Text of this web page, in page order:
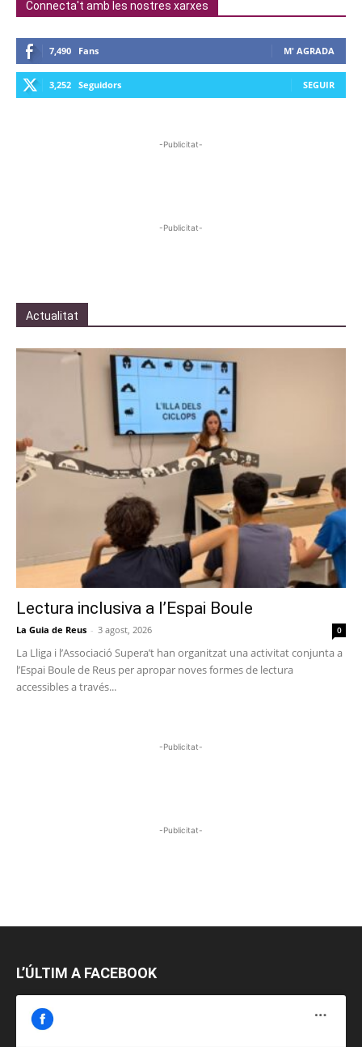
Connecta't amb les nostres xarxes
7,490 Fans M' AGRADA
3,252 Seguidors SEGUIR
-Publicitat-
-Publicitat-
Actualitat
Lectura inclusiva a l’Espai Boule
La Guia de Reus - 3 agost, 2026 0
La Lliga i l’Associació Supera’t han organitzat una activitat conjunta a
l’Espai Boule de Reus per apropar noves formes de lectura
accessibles a través...
-Publicitat-
-Publicitat-
L’ÚLTIM A FACEBOOK